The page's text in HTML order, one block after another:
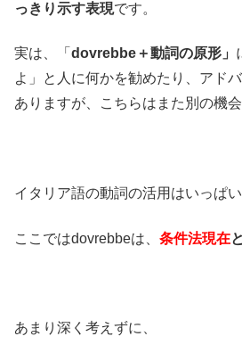
っきり示す表現です。
実は、「 dovrebbe＋動詞の原形」
よ」と人に何かを勧めたり、アド
ありますが、こちらはまた別の機
イタリア語の動詞の活用はいっぱい
ここではdovrebbeは、 条件法現在
あまり深く考えずに、